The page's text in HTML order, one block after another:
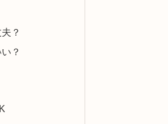
？
？